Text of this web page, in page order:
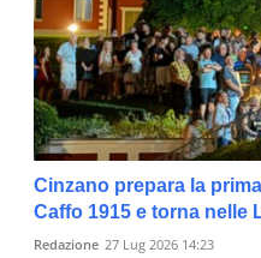
Cinzano prepara la
Caffo 1915 e torna nelle
Redazione 27 Lug 2026 14:23